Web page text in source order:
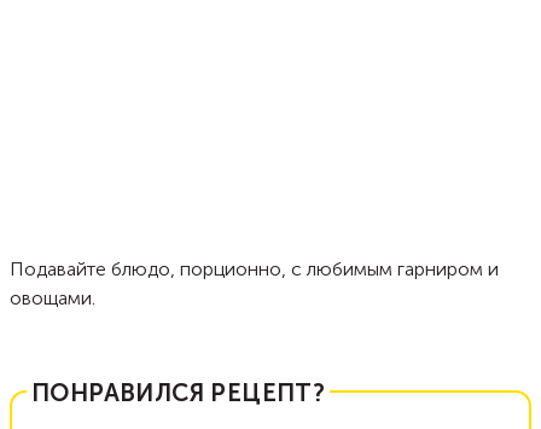
Подавайте блюдо, порционно, с любимым гарниром и
овощами.
ПОНРАВИЛСЯ РЕЦЕПТ?